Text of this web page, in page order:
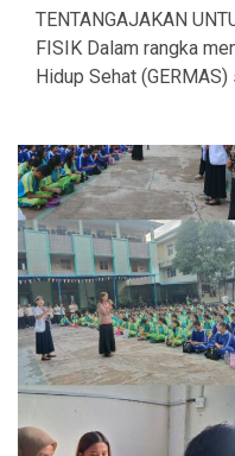
TENTANGAJAKAN
FISIK Dalam rangka
Hidup Sehat